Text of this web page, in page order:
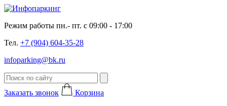
Режим работы пн.- пт. с 09:00 - 17:00
Тел. +7 (904) 604-35-28
infoparking@bk.ru
Заказать звонок Корзина